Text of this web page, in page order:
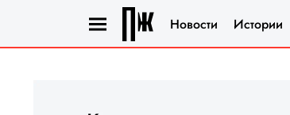
Новости Истории